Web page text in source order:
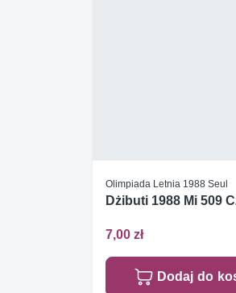
Olimpiada Letnia 1988 Seul
Dżibuti 1988 Mi 509
7,00 zł
Dodaj do